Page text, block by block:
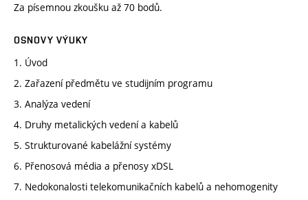
Za písemnou zkoušku až 70 bodů.
OSNOVY VÝUKY
1. Úvod
2. Zařazení předmětu ve studijním programu
3. Analýza vedení
4. Druhy metalických vedení a kabelů
5. Strukturované kabelážní systémy
6. Přenosová média a přenosy xDSL
7. Nedokonalosti telekomunikačních kabelů a nehomogenity